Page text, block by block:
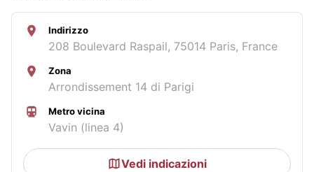
Indirizzo
208 Boulevard Raspail, 75014 Paris, France
Zona
Arrondissement 14 di Parigi
Metro vicina
Vavin (linea 4)
Vedi indicazioni